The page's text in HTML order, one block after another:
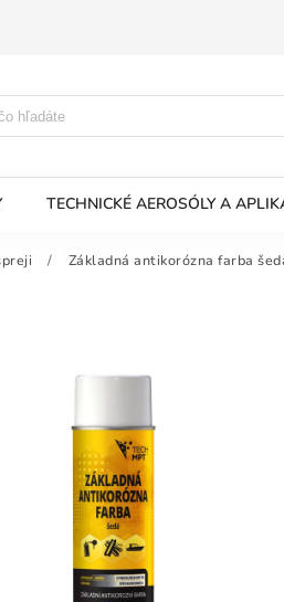
TECHNICKÉ AEROSÓLY A
/ Základná antikorózna farba